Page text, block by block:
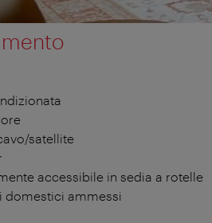
satellite
accessibile in sedia a rotelle
domestici ammessi